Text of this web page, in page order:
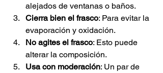
alejados de ventanas o baños.
Cierra bien el frasco: Para evitar la
evaporación y oxidación.
No agites el frasco: Esto puede
alterar la composición.
Usa con moderación: Un par de